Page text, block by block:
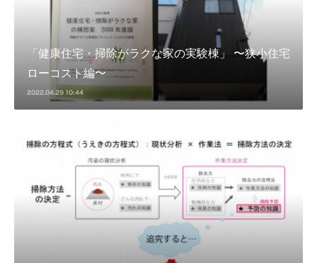
「健康住宅・掃除がラクな家の実験棟」 〜狭小住宅
ローコスト編〜
2022.04.29 10:44